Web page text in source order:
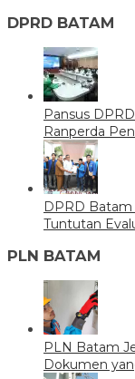
DPRD BATAM
Pansus
Ranperda
DPRD Batam
Tuntutan
PLN BATAM
PLN Batam
Dokumen